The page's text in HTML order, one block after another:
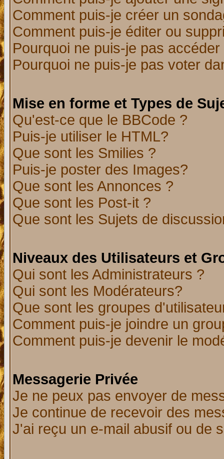
Comment puis-je créer un
Comment puis-je éditer ou
Pourquoi ne puis-je pas
Pourquoi ne puis-je pas voter
Mise en forme et Types de
Qu'est-ce que le BBCode ?
Puis-je utiliser le HTML?
Que sont les Smilies ?
Puis-je poster des Images?
Que sont les Annonces ?
Que sont les Post-it ?
Que sont les Sujets de
Niveaux des Utilisateurs et
Qui sont les Administrateurs ?
Qui sont les Modérateurs?
Que sont les groupes
Comment puis-je joindre un
Comment puis-je devenir le
Messagerie Privée
Je ne peux pas envoyer de
Je continue de recevoir des
J'ai reçu un e-mail abusif ou de